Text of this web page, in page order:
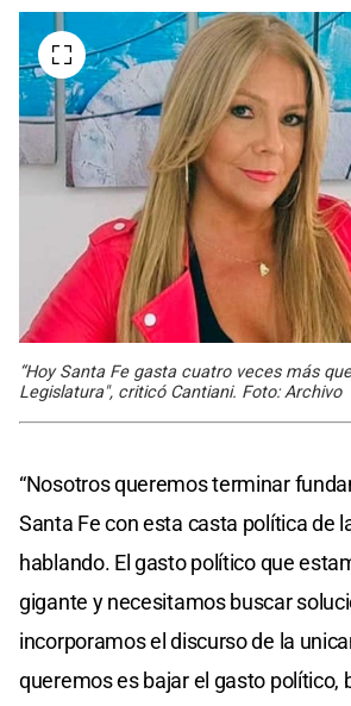
“Hoy Santa Fe gasta cuatro veces más
Legislatura", criticó Cantiani. Foto: Archivo
“Nosotros queremos terminar
Santa Fe con esta casta política de
hablando. El gasto político que
gigante y necesitamos buscar
incorporamos el discurso de la
queremos es bajar el gasto político,